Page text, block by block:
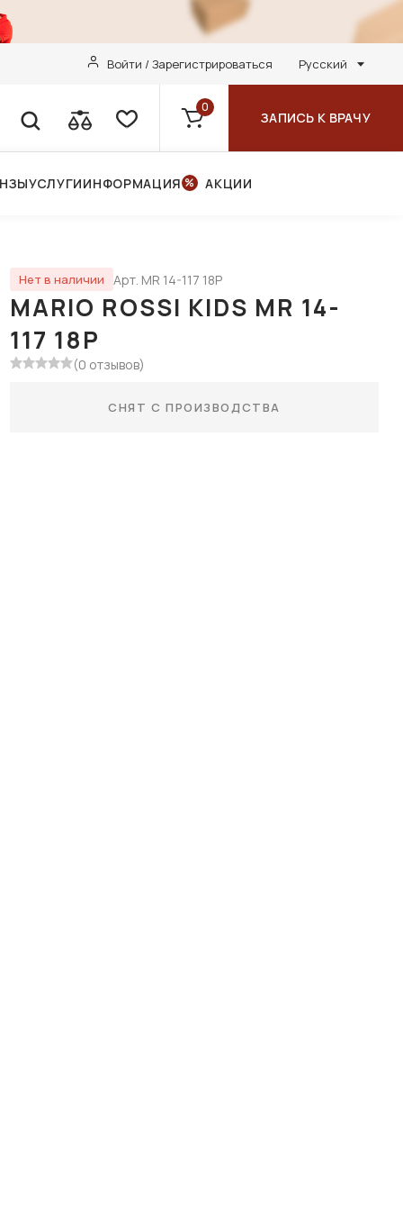
Войти / Зарегистрироваться Русский
0
ЗАПИСЬ К ВРАЧУ
УСЛУГИИНФОРМАЦИЯ АКЦИИ
Нет в наличии Арт. MR 14-117 18P
MARIO ROSSI KIDS MR 14-
117 18P
(0 отзывов)
СНЯТ С ПРОИЗВОДСТВА